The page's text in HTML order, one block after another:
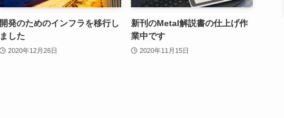
開発のためのインフラを移行し
ました
2020年12月26日
新刊のMetal解説書の仕上げ作
業中です
2020年11月15日